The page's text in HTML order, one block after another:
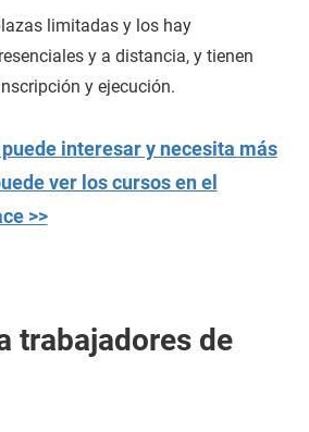
limitadas y los hay
y a distancia, y tienen
y ejecución.
interesar y necesita más
ver los cursos en el
>>
trabajadores de